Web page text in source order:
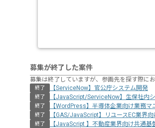
募集が終了した案件
募集は終了していますが、参画先を探す際に
終了 【ServiceNow】官公庁システム開発
終了 【JavaScript/ServiceNow】生保社内
終了 【WordPress】半導体企業向け業務
終了 【GAS/JavaScript】リユースEC業界
終了 【JavaScript 】不動産業界向け共通